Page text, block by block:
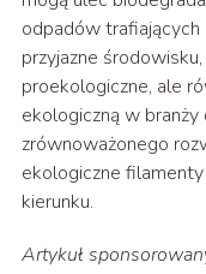
odpadów
przyjazne
proekologiczne, ale
ekologiczną w branży
zrównoważonego
ekologiczne
kierunku.
Artykuł